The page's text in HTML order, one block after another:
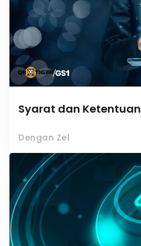
Syarat dan Ketentuan
Dengan Zel